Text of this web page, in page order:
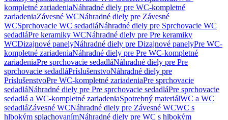
kompletné zariadeniaNáhradné diely pre WC-kompletné
zariadeniaZávesné WCNáhradné diely pre Závesné
WCSprchovacie WC sedadláNáhradné diely pre Sprchovacie WC
sedadláPre keramiky WCNáhradné diely pre Pre keramiky
WCDizajnové panelyNáhradné diely pre Dizajnové panelyPre WC-
kompletné zariadeniaNáhradné diely pre Pre WC-kompletné
zariadeniaPre sprchovacie sedadláNáhradné diely pre Pre
sprchovacie sedadláPríslušenstvoNáhradné diely pre
PríslušenstvoPre WC-kompletné zariadeniaPre sprchovacie
sedadláNáhradné diely pre Pre sprchovacie sedadláPre sprchovacie
sedadlá a WC-kompletné zariadeniaSpotrebný materiálWC a WC
sedadláZávesné WCNáhradné diely pre Závesné WCWC s
hlbokým splachovanímNáhradné diely pre WC s hlbokým